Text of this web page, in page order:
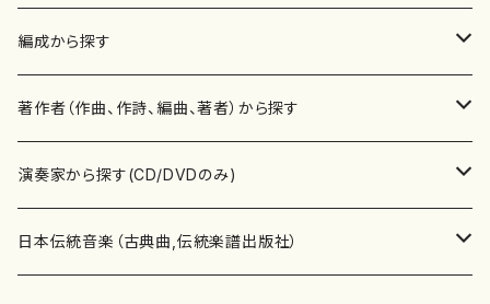
楽譜
書籍
書籍
テキストブック
CD・DVD
チケット
編成から探す
邦楽器
箏・琴（ソロ）
箏・琴（合奏）
合唱
混声合唱
歌・声
著作者（作曲、作詩、編曲、著者）から探す
あ行
青木省三(アオキ ショウゾウ)
か行
演奏家から探す(CD/DVDのみ)
邦楽（箏、三味線、尺八等）演奏家
日本伝統音楽（古典曲,伝統楽譜出版社）